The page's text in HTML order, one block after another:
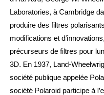
Laboratories, à Cambridge
produire des filtres
modifications et
précurseurs de filtres pour
3D. En 1937, Land-
société publique appelée
société Polaroid participe à